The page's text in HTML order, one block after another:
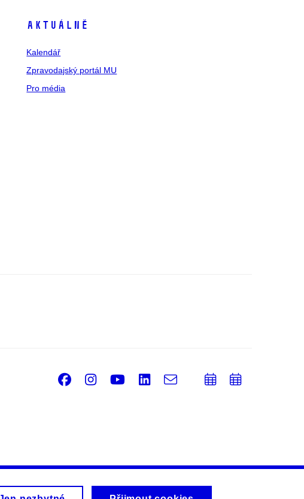
Aktuálně
Kalendář
Zpravodajský portál MU
Pro média
Facebook
Instagram
Youtube
LinkedIn
e-
PřidatPřidat